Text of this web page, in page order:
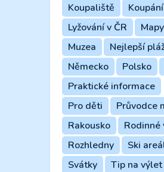
Koupaliště
Koupání
Lyžování v ČR
Mapy
Muzea
Nejlepší
Německo
Polsko
Praktické informace
Pro děti
Průvodce
Rakousko
Rodinné
Rozhledny
Ski
Svátky
Tip na výlet